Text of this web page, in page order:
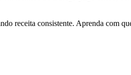
receita consistente. Aprenda com